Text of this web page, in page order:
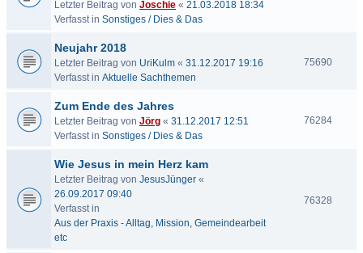
Letzter Beitrag von Joschie « 21.03.2018 18:34
Verfasst in Sonstiges / Dies & Das
Neujahr 2018
Letzter Beitrag von UriKulm « 31.12.2017 19:16
Verfasst in Aktuelle Sachthemen
75690
Zum Ende des Jahres
Letzter Beitrag von Jörg « 31.12.2017 12:51
Verfasst in Sonstiges / Dies & Das
76284
Wie Jesus in mein Herz kam
Letzter Beitrag von JesusJünger «
26.09.2017 09:40
Verfasst in
Aus der Praxis - Alltag, Mission, Gemeindearbeit
etc
76328